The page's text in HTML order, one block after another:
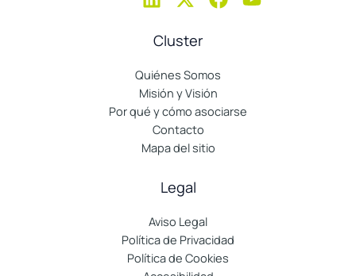
Cluster
Quiénes Somos
Misión y Visión
Por qué y cómo asociarse
Contacto
Mapa del sitio
Legal
Aviso Legal
Política de Privacidad
Política de Cookies